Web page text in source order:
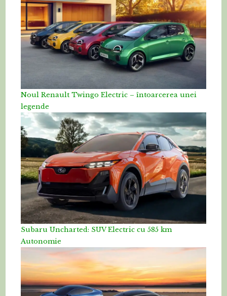
Noul Renault Twingo Electric – întoarcerea unei
legende
Subaru Uncharted: SUV Electric cu 585 km
Autonomie